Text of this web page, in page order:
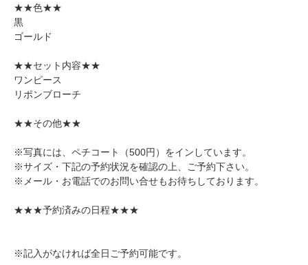
★★色★★
黒
ゴールド
★★セット内容★★
ワンピース
リポンブローチ
★★その他★★
※写真には、 ペチコート（500円） をインしています。
※サイズ・下記の予約状況を確認の上、ご予約下さい。
※メール・お電話でのお問い合せもお待ちしております。
★★★予約済みの日程★★★
※記入がなければ全日ご予約可能です。